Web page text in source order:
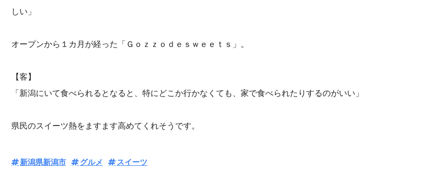
しい」
オープンから１カ月が経った「Ｇｏｚｚｏｄｅｓｗｅｅｔｓ」。
【客】
「新潟にいて食べられるとなると、特にどこか行かなくても、家で食べられたりするのがいい」
県民のスイーツ熱をますます高めてくれそうです。
新潟県新潟市 グルメ スイーツ